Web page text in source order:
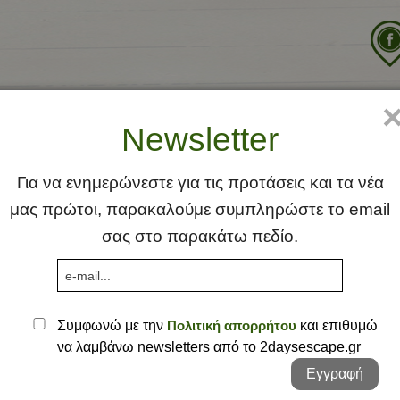
Newsletter
Για να ενημερώνεστε για τις προτάσεις και τα νέα
μας πρώτοι, παρακαλούμε συμπληρώστε το email
σας στο παρακάτω πεδίο.
Συμφωνώ με την Πολιτική απορρήτου και επιθυμώ
να λαμβάνω newsletters από το 2daysescape.gr
Εγγραφή
Αττική
Κηφισιά
Νέα
Ήπειρος Άρτα
Γιάννενα
Θεσσαλία Λάρισα
Θράκη Έβρος
Πάρος
Μακεδονία Γρεβενά
Δυτική
Πελοπόννησος Αρκαδία
Αχαΐα
Στερεά Ελλάδα